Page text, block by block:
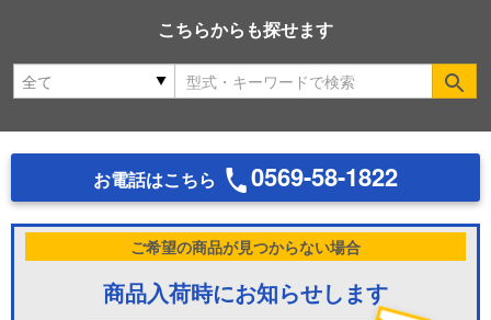
こちらからも探せます
お電話はこちら 0569-58-1822
ご希望の商品が見つからない場合
商品入荷時にお知らせします